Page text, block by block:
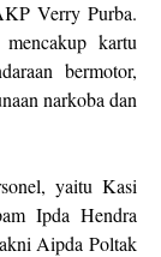
Verry Purba.
kartu
bermotor,
narkoba dan
yaitu Kasi
Ipda Hendra
Aipda Poltak